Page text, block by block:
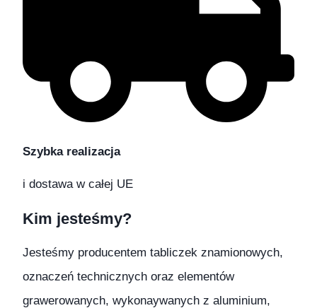
Szybka realizacja
i dostawa w całej UE
Kim jesteśmy?
Jesteśmy producentem tabliczek znamionowych,
oznaczeń technicznych oraz elementów
grawerowanych, wykonaywanych z aluminium,